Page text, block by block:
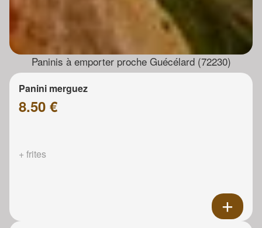
Paninis à emporter proche Guécélard (72230)
Panini merguez
8.50 €
+ frites